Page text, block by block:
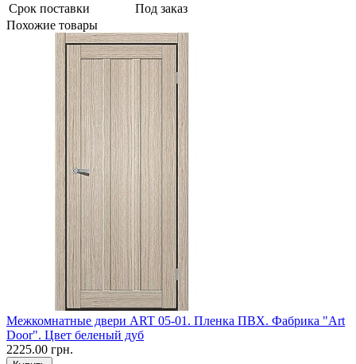
Срок поставки
Под заказ
Похожие товары
Межкомнатные двери ART 05-01. Пленка ПВХ. Фабрика "Art
Door". Цвет беленый дуб
2225.00 грн.